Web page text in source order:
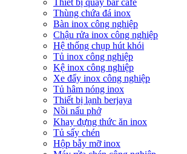
Thiết bị quầy bar cafe
Thùng chứa đá inox
Bàn inox công nghiệp
Chậu rửa inox công nghiệp
Hệ thống chụp hút khói
Tủ inox công nghiệp
Kệ inox công nghiệp
Xe đẩy inox công nghiệp
Tủ hâm nóng inox
Thiết bị lạnh berjaya
Nồi nấu phở
Khay đựng thức ăn inox
Tủ sấy chén
Hộp bẫy mỡ inox